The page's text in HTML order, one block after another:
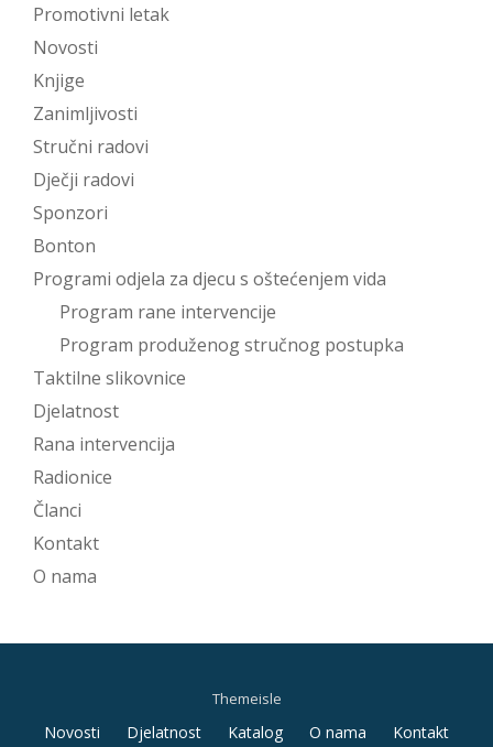
Promotivni letak
Novosti
Knjige
Zanimljivosti
Stručni radovi
Dječji radovi
Sponzori
Bonton
Programi odjela za djecu s oštećenjem vida
Program rane intervencije
Program produženog stručnog postupka
Taktilne slikovnice
Djelatnost
Rana intervencija
Radionice
Članci
Kontakt
O nama
Themeisle
Secondary
Novosti Djelatnost Katalog O nama Kontakt